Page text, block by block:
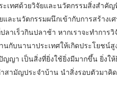
เทศด้วยวิจัยและนวัตกรรมสิ่งสำคั
ะนวัตกรรมผนึกเข้ากับการสร้างเ
ลาเร็วกินปลาช้า หากเราจะทำการ
นกับนานาประเทศให้เกิดประโยชน์
า เป็นสิ่งที่ยิ่งใช้ยิ่งมีมากขึ้น ยิ่งให้
สามัญประจำบ้าน นำสิ่งรอบตัวมาคิ